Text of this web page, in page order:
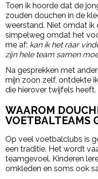
Toen ik hoorde dat de
zouden douchen in de
weerstand. Niet omdat ik
simpelweg omdat het
me af: kan ik het raar
zijn hele team samen
Na gesprekken met
mijn zoon zelf, ontdekte
die hierover twijfels heeft.
WAAROM
VOETBALTEAMS
Op veel voetbalclubs is
een traditie. Het wordt
teamgevoel. Kinderen
omkleden en soms ook